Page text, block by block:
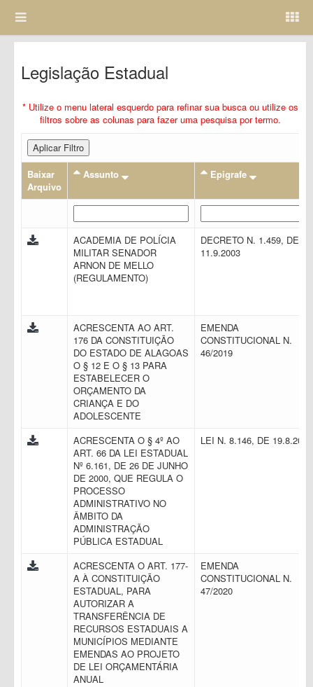
Legislação Estadual
* Utilize o menu lateral esquerdo para refinar sua busca ou utilize os
filtros sobre as colunas para fazer uma pesquisa por termo.
Aplicar Filtro
Baixar
Arquivo
Assunto Epigrafe
ACADEMIA DE POLÍCIA
MILITAR SENADOR
ARNON DE MELLO
(REGULAMENTO)
DECRETO N. 1.459, DE
11.9.2003
ACRESCENTA AO ART.
176 DA CONSTITUIÇÃO
DO ESTADO DE ALAGOAS
O § 12 E O § 13 PARA
ESTABELECER O
ORÇAMENTO DA
CRIANÇA E DO
ADOLESCENTE
EMENDA
CONSTITUCIONAL N.
46/2019
ACRESCENTA O § 4º AO
ART. 66 DA LEI ESTADUAL
Nº 6.161, DE 26 DE JUNHO
DE 2000, QUE REGULA O
PROCESSO
ADMINISTRATIVO NO
ÂMBITO DA
ADMINISTRAÇÃO
PÚBLICA ESTADUAL
LEI N. 8.146, DE
ACRESCENTA O ART. 177-
A À CONSTITUIÇÃO
ESTADUAL, PARA
AUTORIZAR A
TRANSFERÊNCIA DE
RECURSOS ESTADUAIS A
MUNICÍPIOS MEDIANTE
EMENDAS AO PROJETO
DE LEI ORÇAMENTÁRIA
ANUAL
EMENDA
CONSTITUCIONAL N.
47/2020